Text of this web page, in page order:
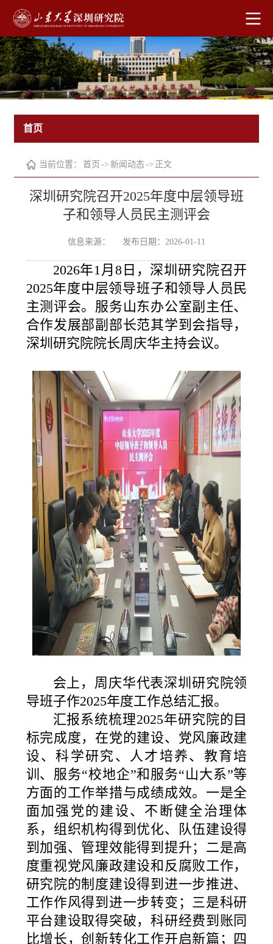
首页
当前位置： 首页 -> 新闻动态-> 正文
深圳研究院召开2025年度中层领导班
子和领导人员民主测评会
信息来源： 发布日期：2026-01-11
2026年1月8日，深圳研究院召开
2025年度中层领导班子和领导人员民
主测评会。服务山东办公室副主任、
合作发展部副部长范其学到会指导，
深圳研究院院长周庆华主持会议。
会上，周庆华代表深圳研究院领
导班子作2025年度工作总结汇报。
汇报系统梳理2025年研究院的目
标完成度，在党的建设、党风廉政建
设、科学研究、人才培养、教育培
训、服务“校地企”和服务“山大系”等
方面的工作举措与成绩成效。一是全
面加强党的建设、不断健全治理体
系，组织机构得到优化、队伍建设得
到加强、管理效能得到提升；二是高
度重视党风廉政建设和反腐败工作，
研究院的制度建设得到进一步推进、
工作作风得到进一步转变；三是科研
平台建设取得突破，科研经费到账同
比增长，创新转化工作开启新篇；四